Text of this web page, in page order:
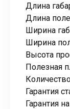
Длина
Длина
Ширина
Ширина
Высота
Полезная
Гарантия
Гарантия